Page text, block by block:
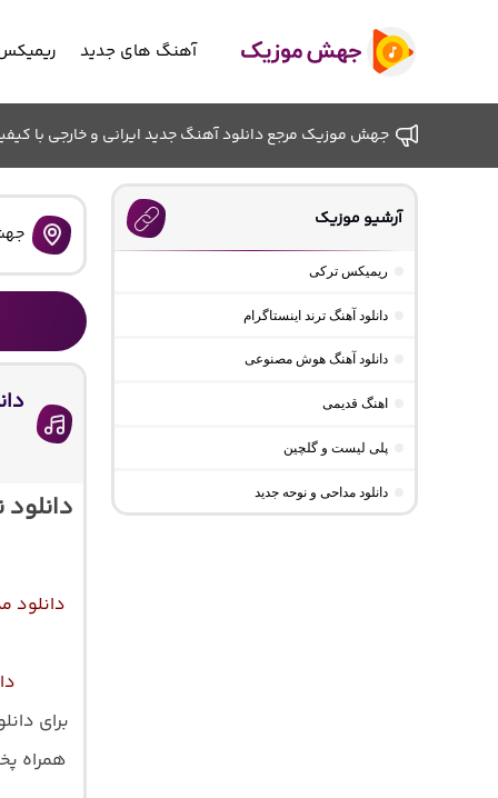
آهنگ های جدید
جهش موزیک مرجع دانلود آهنگ جدید ایرانی و خارجی با
دانلود
برای
همراه
آرشیو موزیک
ریمیکس ترکی
دانلود آهنگ ترند اینستاگرام
دانلود آهنگ هوش مصنوعی
اهنگ قدیمی
پلی لیست و گلچین
دانلود مداحی و نوحه جدید